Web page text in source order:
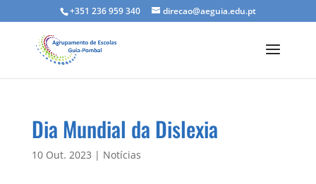
+351 236 959 340 direcao@aeguia.edu.pt
Dia Mundial da Dislexia
10 Out. 2023 | Notícias